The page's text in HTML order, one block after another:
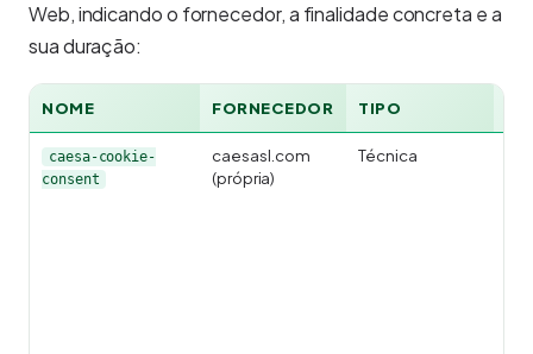
Web, indicando o fornecedor, a finalidade concreta e a
sua duração:
NOME FORNECEDOR TIPO
caesa-cookie-
consent
caesasl.com
(própria)
Técnica